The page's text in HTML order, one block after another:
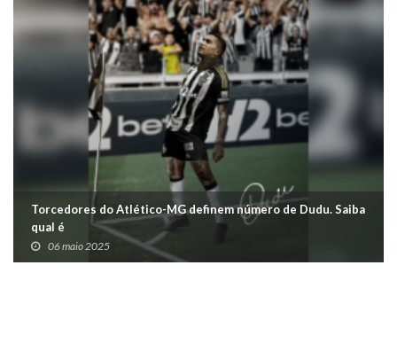
Torcedores do Atlético-MG definem número de Dudu. Saiba
qual é
06 maio 2025